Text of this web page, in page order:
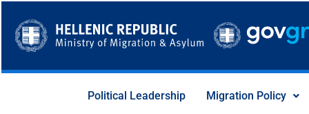
content
Political Leadership Migration Policy